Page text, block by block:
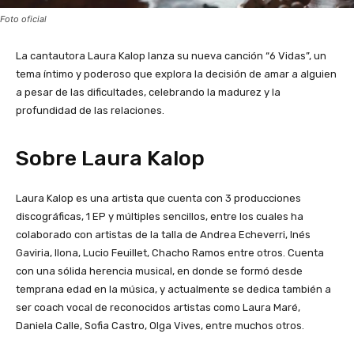
Foto oficial
La cantautora Laura Kalop lanza su nueva canción “6 Vidas”, un
tema íntimo y poderoso que explora la decisión de amar a alguien
a pesar de las dificultades, celebrando la madurez y la
profundidad de las relaciones.
Sobre Laura Kalop
Laura Kalop es una artista que cuenta con 3 producciones
discográficas, 1 EP y múltiples sencillos, entre los cuales ha
colaborado con artistas de la talla de Andrea Echeverri, Inés
Gaviria, Ilona, Lucio Feuillet, Chacho Ramos entre otros. Cuenta
con una sólida herencia musical, en donde se formó desde
temprana edad en la música, y actualmente se dedica también a
ser coach vocal de reconocidos artistas como Laura Maré,
Daniela Calle, Sofia Castro, Olga Vives, entre muchos otros.